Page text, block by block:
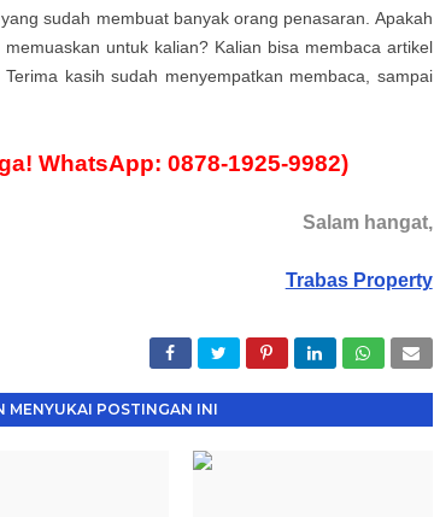
yang sudah membuat banyak orang penasaran. Apakah
untuk kalian? Kalian bisa membaca artikel
. Terima kasih sudah menyempatkan membaca, sampai
WhatsApp: 0878-1925-9982)
Salam hangat,
Trabas Property
MENYUKAI POSTINGAN INI